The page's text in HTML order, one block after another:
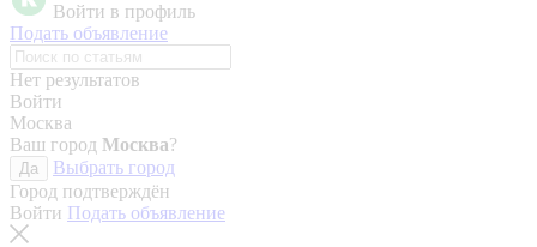
Войти в профиль
Подать объявление
Нет результатов
Войти
Москва
Ваш город Москва?
Да
Выбрать город
Город подтверждён
Войти Подать объявление